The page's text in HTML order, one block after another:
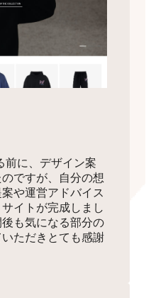
前に、デザイン案
ですが、自分の想
や運営アドバイス
イトが完成しまし
も気になる部分の
ただきとても感謝